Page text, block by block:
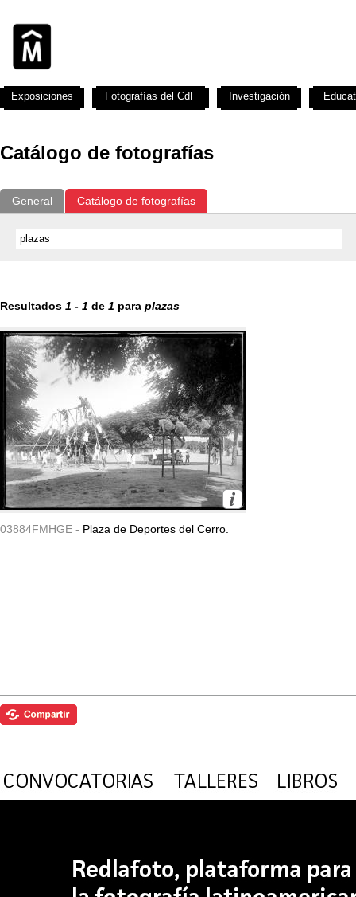
Catálogo de fotografías
General Catálogo de fotografías
Resultados 1 - 1 de 1 para plazas
03884FMHGE - Plaza de Deportes del Cerro.
Exposiciones Fotografías del CdF Investigación